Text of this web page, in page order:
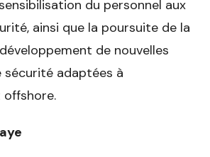
du personnel aux
ainsi que la poursuite de la
de nouvelles
sécurité adaptées à
offshore.